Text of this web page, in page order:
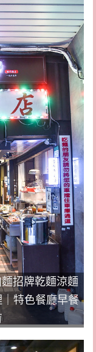
招牌乾麵涼麵
特色餐廳早餐